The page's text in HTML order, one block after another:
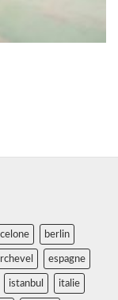
berlin
espagne
istanbul italie